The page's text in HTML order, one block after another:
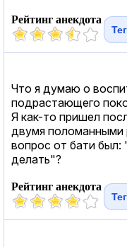
Рейтинг анекдота
Что я думаю о
подрастающего
Я как-то пришел
двумя поломанными
вопрос от бати
делать"?
Рейтинг анекдота